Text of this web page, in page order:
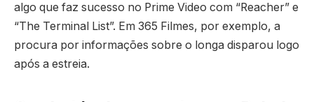
algo que faz sucesso no Prime Video com “Reacher” e
“The Terminal List”. Em 365 Filmes, por exemplo, a
procura por informações sobre o longa disparou logo
após a estreia.